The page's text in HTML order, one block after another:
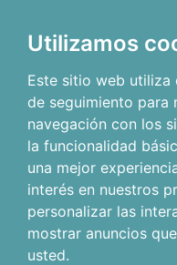
Utilizamos
Este sitio web
de seguimiento para
navegación con los
la funcionalidad
una mejor
interés en nuestros
personalizar las
mostrar anuncios
usted.